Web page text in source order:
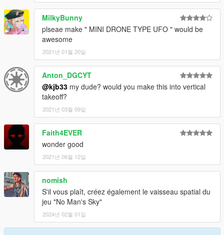
MilkyBunny
plseae make " MINI DRONE TYPE UFO " would be
awesome
2021년 01월 20일
Anton_DGCYT
@kjb33 my dude? would you make this into vertical
takeoff?
2021년 03월 09일
Faith4EVER
wonder good
2021년 06월 12일
nomish
S'il vous plaît, créez également le vaisseau spatial du
jeu "No Man's Sky"
2024년 02월 01일